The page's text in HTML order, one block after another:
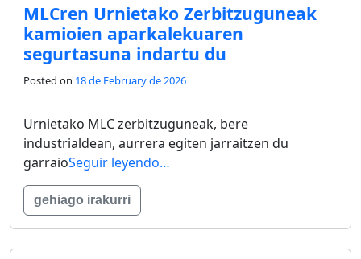
MLCren Urnietako Zerbitzuguneak
kamioien aparkalekuaren
segurtasuna indartu du
Posted on 18 de February de 2026
Urnietako MLC zerbitzuguneak, bere
industrialdean, aurrera egiten jarraitzen du
garraioSeguir leyendo…
gehiago irakurri